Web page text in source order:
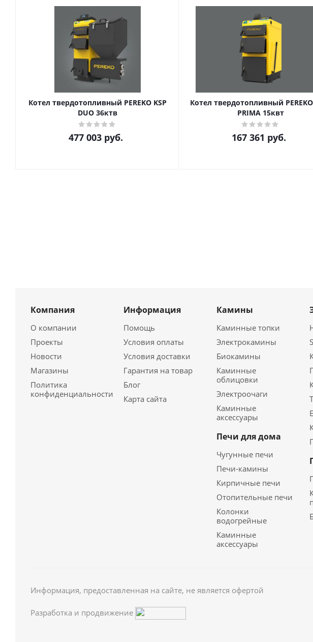
Котел твердотопливный PEREKO KSP
DUO 36ктв
477 003руб.
Котел твердотопливный
PRIMA 15квт
167 361 руб.
Компания
О компании
Проекты
Новости
Магазины
Политика
конфиденциальности
Информация
Помощь
Условия оплаты
Условия доставки
Гарантия на товар
Блог
Карта сайта
Камины
Каминные топки
Электрокамины
Биокамины
Каминные
облицовки
Электроочаги
Каминные
аксессуары
Печи для дома
Чугунные печи
Печи-камины
Кирпичные печи
Отопительные печи
Колонки
водогрейные
Каминные
аксессуары
Информация, предоставленная на сайте, не является офертой
Разработка и продвижение